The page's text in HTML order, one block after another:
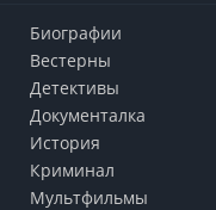
Биографии
Вестерны
Детективы
Документалка
История
Криминал
Мультфильмы